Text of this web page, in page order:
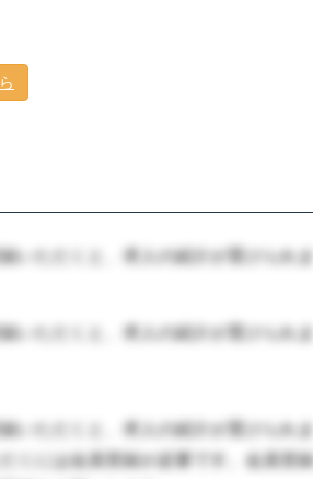
いただくと、求人の紹介が受けられま
いただくと、求人の紹介が受けられま
いただくと、求人の紹介が受けられま
くには会員登録が必要です。会員登録